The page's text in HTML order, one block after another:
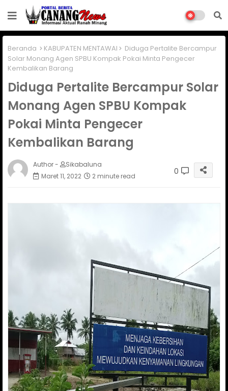
Beranda KABUPATEN MENTAWAI
Diduga Pertalite Bercampur
Solar Monang Agen SPBU Kompak Pokai Minta Pengecer
Kembalikan Barang
Diduga Pertalite Bercampur Solar
Monang Agen SPBU Kompak
Pokai Minta Pengecer
Kembalikan Barang
Author -
Sikabaluna
Maret 11, 2022
2 minute read 0